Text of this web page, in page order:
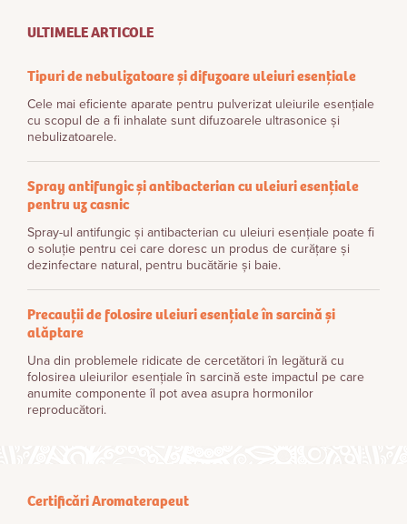
ULTIMELE ARTICOLE
Tipuri de nebulizatoare și difuzoare uleiuri esențiale
Cele mai eficiente aparate pentru pulverizat uleiurile esențiale
cu scopul de a fi inhalate sunt difuzoarele ultrasonice și
nebulizatoarele.
Spray antifungic și antibacterian cu uleiuri esențiale
pentru uz casnic
Spray-ul antifungic și antibacterian cu uleiuri esențiale poate fi
o soluție pentru cei care doresc un produs de curățare și
dezinfectare natural, pentru bucătărie și baie.
Precauții de folosire uleiuri esențiale în sarcină și
alăptare
Una din problemele ridicate de cercetători în legătură cu
folosirea uleiurilor esenţiale în sarcină este impactul pe care
anumite componente îl pot avea asupra hormonilor
reproducători.
Certificări Aromaterapeut